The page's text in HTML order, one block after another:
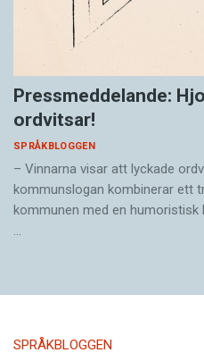
Pressmeddelande:
ordvitsar!
SPRÅKBLOGGEN
– Vinnarna visar att lyckade
kommunslogan kombinerar ett
kommunen med en humoristisk
…
SPRÅKBLOGGEN